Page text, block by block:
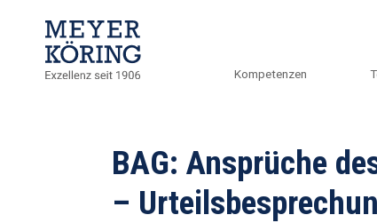
Kompetenzen
BAG: Ansprüche
–